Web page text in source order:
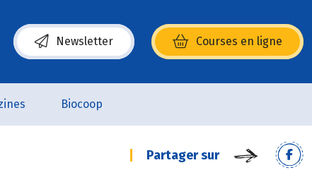
Newsletter Courses en ligne
(s’ouvre dans une nouvelle fenêtre)
Biocoop
Partager sur